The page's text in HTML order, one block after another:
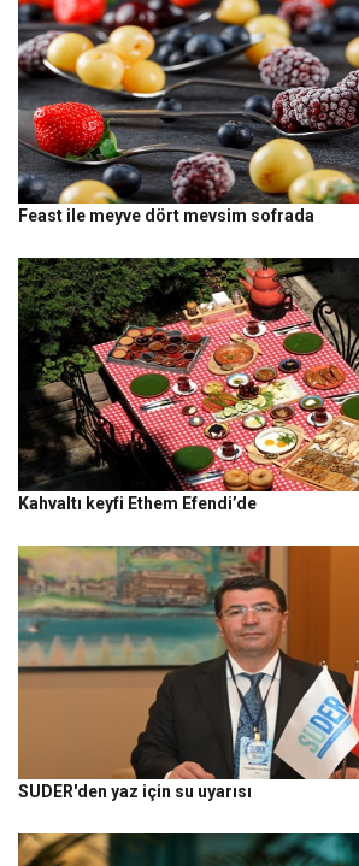
Feast ile meyve dört mevsim sofrada
Kahvaltı keyfi Ethem Efendi’de
SUDER'den yaz için su uyarısı